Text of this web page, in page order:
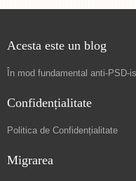
Acesta este un blog
În mod fundamental anti-PSD-
Confidențialitate
Politica de Confidențialitate
Migrarea